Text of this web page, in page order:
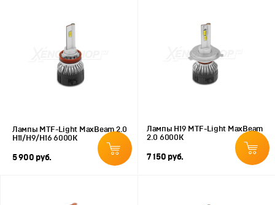
Лампы MTF-Light MaxBeam 2.0
H11/H9/H16 6000К
5 900 руб.
Лампы H19 MTF-Light MaxBeam
2.0 6000К
7 150 руб.